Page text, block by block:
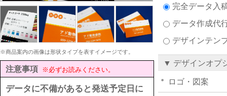
※商品案内の画像は形状タイプを表すイメージです。
注意事項 ※必ずお読みください。
データに不備があると発送予定日に
完全データ入
データ作成代
デザインテン
▼ デザインオプ
ロゴ・図案